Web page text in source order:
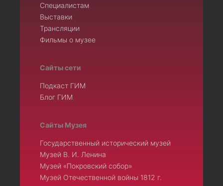
Специалистам
Выставки
Трансляции
Фильмы о музее
Сайты сети
Подкаст ГИМ
Блог ГИМ
Сайты Музея
Государственный исторический музей
Музей В. И. Ленина
Музей «Покровский собор»
Музей Отечественной войны 1812 г.